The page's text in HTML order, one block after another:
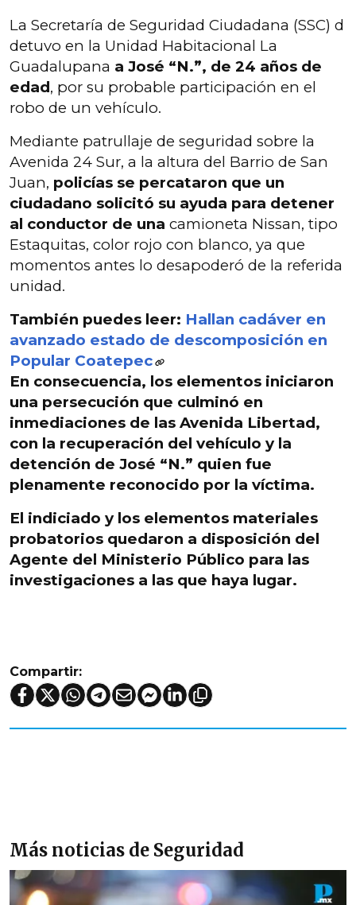
La Secretaría de Seguridad Ciudadana (SSC) d
detuvo en la Unidad Habitacional La
Guadalupana a José “N.”, de 24 años de
edad, por su probable participación en el
robo de un vehículo.
Mediante patrullaje de seguridad sobre la
Avenida 24 Sur, a la altura del Barrio de San
Juan, policías se percataron que un
ciudadano solicitó su ayuda para detener
al conductor de una camioneta Nissan, tipo
Estaquitas, color rojo con blanco, ya que
momentos antes lo desapoderó de la referida
unidad.
También puedes leer: Hallan cadáver en
avanzado estado de descomposición en
Popular Coatepec
En consecuencia, los elementos iniciaron
una persecución que culminó en
inmediaciones de las Avenida Libertad,
con la recuperación del vehículo y la
detención de José “N.” quien fue
plenamente reconocido por la víctima.
El indiciado y los elementos materiales
probatorios quedaron a disposición del
Agente del Ministerio Público para las
investigaciones a las que haya lugar.
Compartir:
Más noticias de Seguridad